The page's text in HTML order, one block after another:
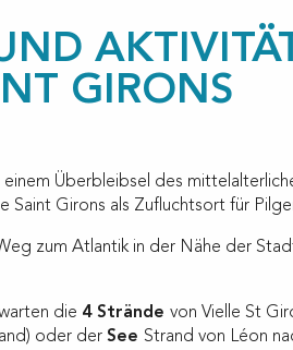
GIRONS
einem Überbleibsel des
Girons als Zufluchtsort für
zum Atlantik in der Nähe der
die 4 Strände von Vielle St
oder der See Strand von Léon